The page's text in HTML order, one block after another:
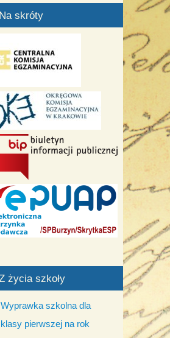
Na skróty
życia szkoły
Wyprawka szkolna dla
klasy pierwszej na rok